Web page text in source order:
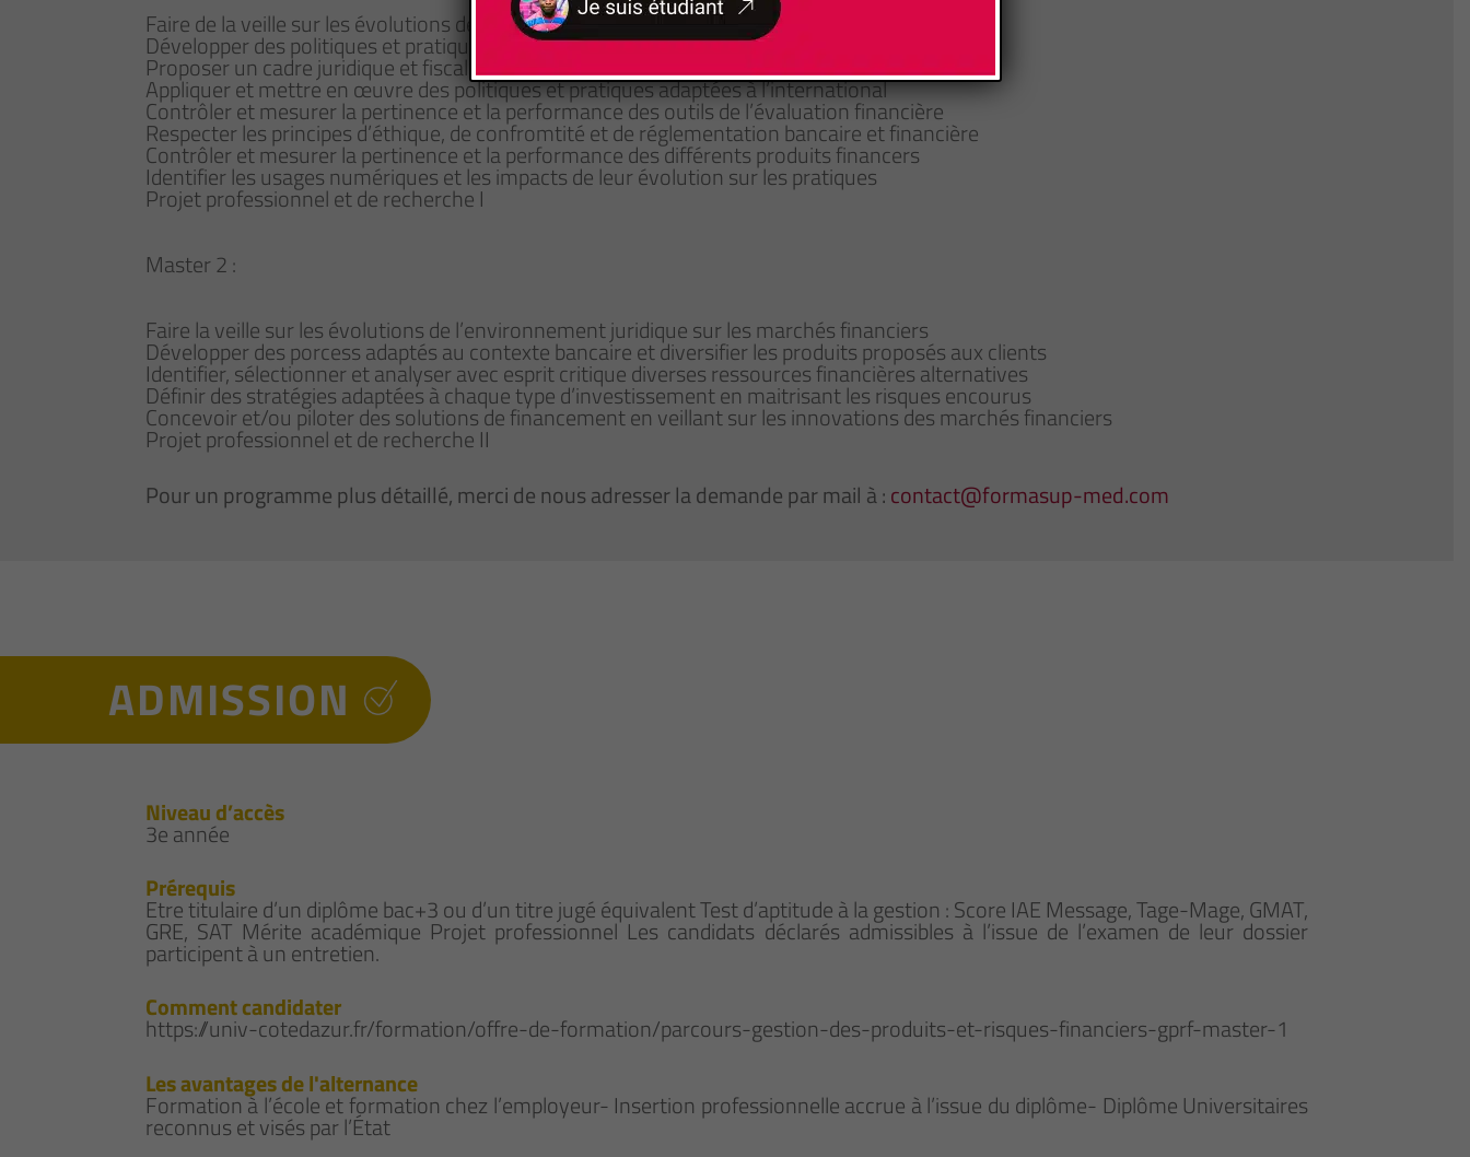
Faire de la veille sur les évolutions de la normalisation comptable
Développer des politiques et pratiques afi n d’établir un bilan patrimonial et financier
Proposer un cadre juridique et fiscal adapté à chaque investissement
Appliquer et mettre en œuvre des politiques et pratiques adaptées à l’international
Contrôler et mesurer la pertinence et la performance des outils de l’évaluation financière
Respecter les principes d’éthique, de confromtité et de réglementation bancaire et financière
Contrôler et mesurer la pertinence et la performance des différents produits financers
Identifier les usages numériques et les impacts de leur évolution sur les pratiques
Projet professionnel et de recherche I
Master 2 :
Faire la veille sur les évolutions de l’environnement juridique sur les marchés financiers
Développer des porcess adaptés au contexte bancaire et diversifier les produits proposés aux clients
Identifier, sélectionner et analyser avec esprit critique diverses ressources financières alternatives
Définir des stratégies adaptées à chaque type d’investissement en maitrisant les risques encourus
Concevoir et/ou piloter des solutions de financement en veillant sur les innovations des marchés financiers
Projet professionnel et de recherche II
Pour un programme plus détaillé, merci de nous adresser la demande par mail à :contact@formasup-med.com
ADMISSION
Niveau d’accès
3e année
Prérequis
Etre titulaire d’un diplôme bac+3 ou d’un titre jugé équivalent Test d’aptitude à la gestion : Score IAE Message, Tage-Mage, GMAT,
GRE, SAT Mérite académique Projet professionnel Les candidats déclarés admissibles à l’issue de l’examen de leur dossier
participent à un entretien.
Comment candidater
https://univ-cotedazur.fr/formation/offre-de-formation/parcours-gestion-des-produits-et-risques-financiers-gprf-master-1
Les avantages de l'alternance
Formation à l’école et formation chez l’employeur- Insertion professionnelle accrue à l’issue du diplôme- Diplôme Universitaires
reconnus et visés par l’État